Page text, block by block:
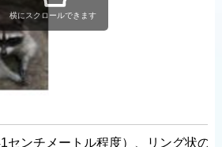
センチメートル程度）、リング状の
横にスクロールできます